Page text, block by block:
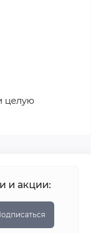
целую
и акции: